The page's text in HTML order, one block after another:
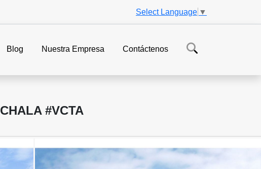
Select Language ▼
Blog Nuestra Empresa Contáctenos
#VCTA